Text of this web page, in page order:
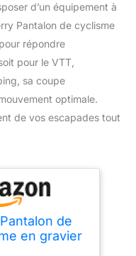
d’un équipement à
Pantalon de cyclisme
répondre
pour le VTT,
sa coupe
optimale.
de vos escapades tout
de
en gravier